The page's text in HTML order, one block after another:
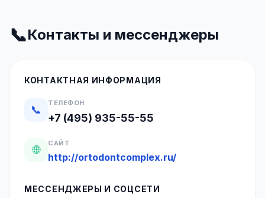
📞Контакты и мессенджеры
КОНТАКТНАЯ ИНФОРМАЦИЯ
📞
ТЕЛЕФОН
+7 (495) 935-55-55
🌐
САЙТ
http://ortodontcomplex.ru/
МЕССЕНДЖЕРЫ И СОЦСЕТИ